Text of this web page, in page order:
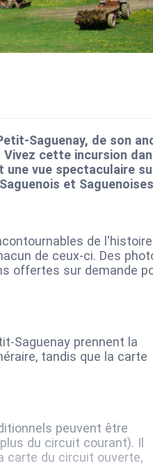
Saguenay, de son
Vivez cette incursion
vue spectaculaire
et
de l'histoire
de ceux-ci. Des
offertes sur demande
Saguenay prennent la
tandis que la carte
peuvent être
du circuit courant). Il
carte du circuit ouverte,